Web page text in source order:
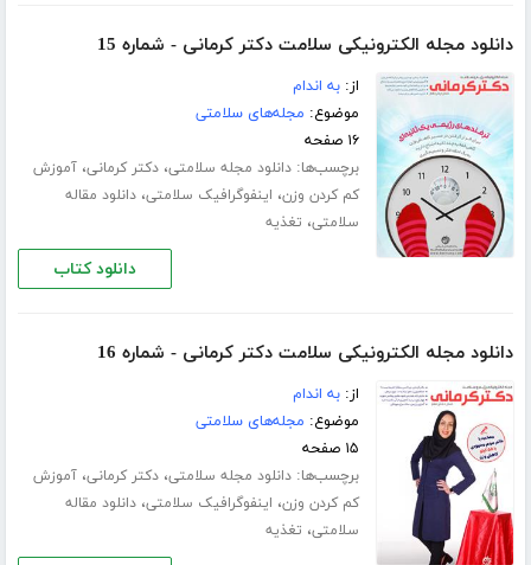
دانلود مجله الکترونیکی سلامت دکتر کرمانی - شماره 15
از:به اندام
موضوع: مجله‌های سلامتی
۱۶ صفحه
برچسب‌ها:دانلود مجله سلامتی،دکتر کرمانی،آموزش
کم کردن وزن، اینفوگرافیک سلامتی،دانلود مقاله
سلامتی، تغذیه
دانلود کتاب
دانلود مجله الکترونیکی سلامت دکتر کرمانی - شماره 16
از:به اندام
موضوع: مجله‌های سلامتی
۱۵ صفحه
برچسب‌ها:دانلود مجله سلامتی،دکتر کرمانی،آموزش
کم کردن وزن، اینفوگرافیک سلامتی،دانلود مقاله
سلامتی، تغذیه